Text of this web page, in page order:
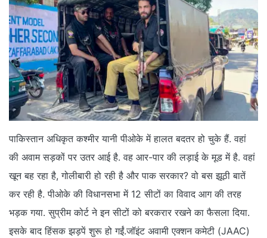
पाकिस्तान अधिकृत कश्मीर यानी पीओके में हालत बदतर हो चुके हैं. वहां
की अवाम सड़कों पर उतर आई है. वह आर-पार की लड़ाई के मूड में है. वहां
खून बह रहा है, गोलीबारी हो रही है और पाक सरकार? वो बस झूठी बातें
कर रही है. पीओके की विधानसभा में 12 सीटों का विवाद आग की तरह
भड़क गया. सुप्रीम कोर्ट ने इन सीटों को बरकरार रखने का फैसला दिया.
इसके बाद हिंसक झड़पें शुरू हो गईं.जॉइंट अवामी एक्शन कमेटी (JAAC)